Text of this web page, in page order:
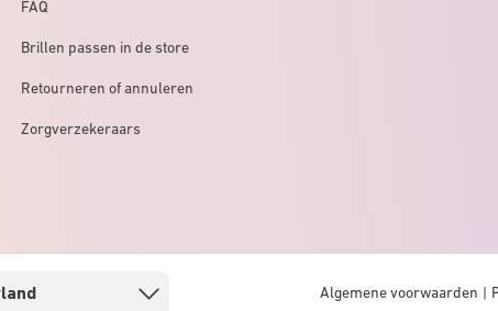
FAQ
Brillen passen in de store
Retourneren of annuleren
Zorgverzekeraars
Algemene voorwaarden